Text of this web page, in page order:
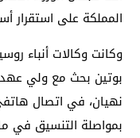
المملكة على استقرار
وكانت وكالات أنباء
بوتين بحث مع ولي
نهيان، في اتصال
بمواصلة التنسيق في